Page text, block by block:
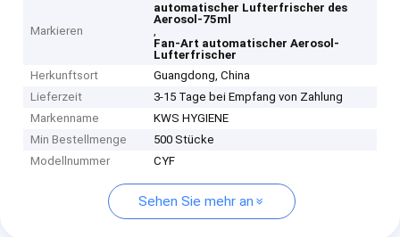
Markieren
automatischer Lufterfrischer des
Aerosol-75ml
,
Fan-Art automatischer Aerosol-
Lufterfrischer
Herkunftsort
Guangdong, China
Lieferzeit
3-15 Tage bei Empfang von Zahlung
Markenname
KWS HYGIENE
Min Bestellmenge
500 Stücke
Modellnummer
CYF
Sehen Sie mehr an